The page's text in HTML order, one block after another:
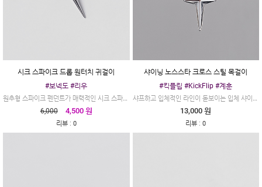
시크 스파이크 드롭 원터치 귀걸이
#보넥도 #리우
원추형 스파이크 펜던트가 매력적인 시크 스파이크 드롭 원터치 귀걸이입니다.
6,000
4,500 원
리뷰: 0
샤이닝 노스스타 크로스 스틸 목걸이
#킥플립 #KickFlip #계훈
샤프하고 입체적인 라인이 돋보이는 입체 샤이닝 노스스타 크로스 스틸 목걸이입니다.
13,000 원
리뷰 :0